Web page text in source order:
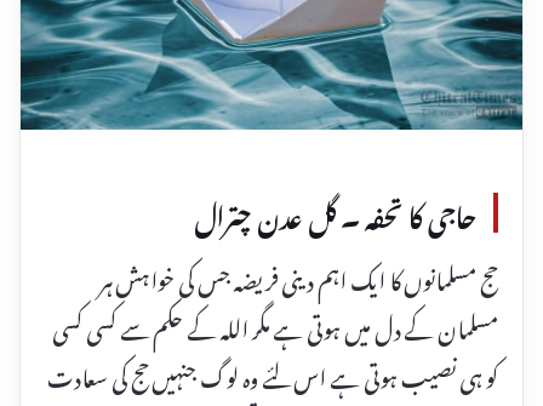
حاجی کا تحفہ ۔ گل عدن چترال
حج مسلمانوں کا ایک اہم دینی فریضہ جس کی خواہش ہر
مسلمان کے دل میں ہوتی ہے مگر اللہ کے حکم سے کسی کسی
کو ہی نصیب ہوتی ہے اس لئے وہ لوگ جنہیں حج کی سعادت